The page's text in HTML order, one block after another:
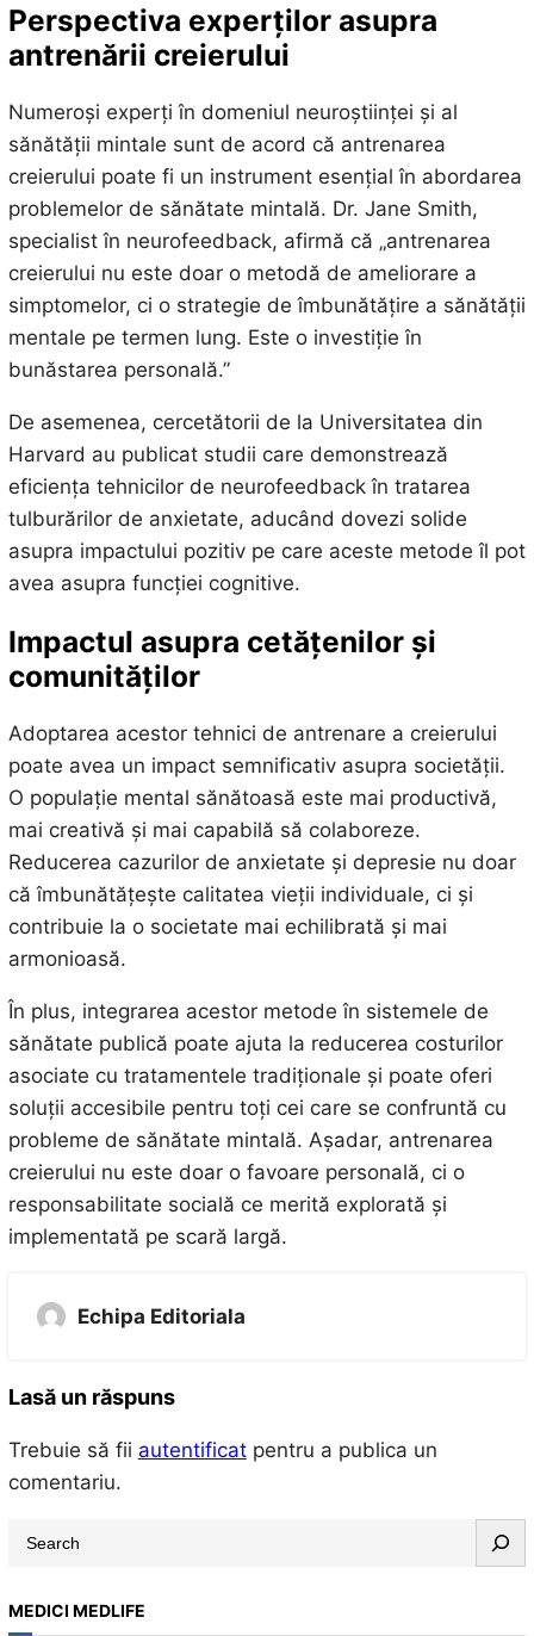
Perspectiva experților asupra
antrenării creierului
Numeroși experți în domeniul neuroștiinței și al
sănătății mintale sunt de acord că antrenarea
creierului poate fi un instrument esențial în abordarea
problemelor de sănătate mintală. Dr. Jane Smith,
specialist în neurofeedback, afirmă că „antrenarea
creierului nu este doar o metodă de ameliorare a
simptomelor, ci o strategie de îmbunătățire a sănătății
mentale pe termen lung. Este o investiție în
bunăstarea personală.”
De asemenea, cercetătorii de la Universitatea din
Harvard au publicat studii care demonstrează
eficiența tehnicilor de neurofeedback în tratarea
tulburărilor de anxietate, aducând dovezi solide
asupra impactului pozitiv pe care aceste metode îl pot
avea asupra funcției cognitive.
Impactul asupra cetățenilor și
comunităților
Adoptarea acestor tehnici de antrenare a creierului
poate avea un impact semnificativ asupra societății.
O populație mental sănătoasă este mai productivă,
mai creativă și mai capabilă să colaboreze.
Reducerea cazurilor de anxietate și depresie nu doar
că îmbunătățește calitatea vieții individuale, ci și
contribuie la o societate mai echilibrată și mai
armonioasă.
În plus, integrarea acestor metode în sistemele de
sănătate publică poate ajuta la reducerea costurilor
asociate cu tratamentele tradiționale și poate oferi
soluții accesibile pentru toți cei care se confruntă cu
probleme de sănătate mintală. Așadar, antrenarea
creierului nu este doar o favoare personală, ci o
responsabilitate socială ce merită explorată și
implementată pe scară largă.
Echipa Editoriala
Lasă un răspuns
Trebuie să fii autentificatpentru a publica un
comentariu.
r
MEDICI MEDLIFE